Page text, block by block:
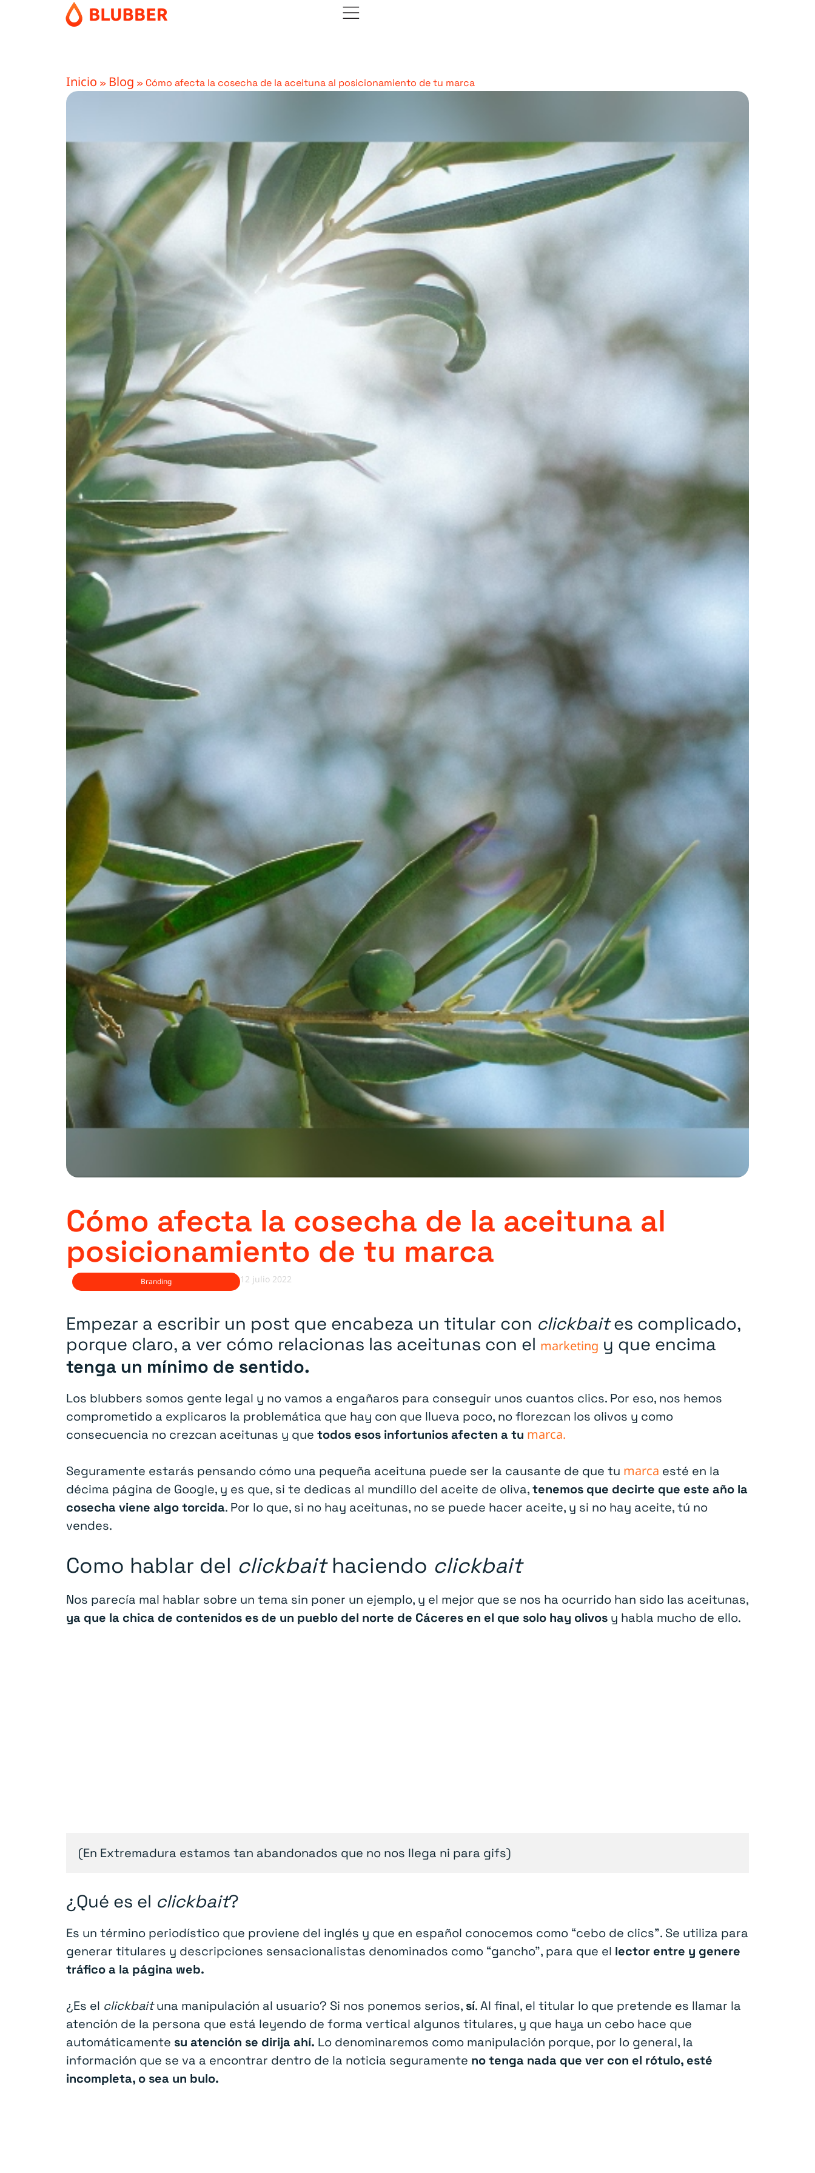
Inicio » Blog » Cómo afecta la cosecha de la aceituna al posicionamiento de tu marca
Cómo afecta la cosecha de la aceituna al
posicionamiento de tu marca
Branding 12 julio 2022
Empezar a escribir un post que encabeza un titular con clickbaites complicado,
porque claro, a ver cómo relacionas las aceitunas con el marketing y que encima
tenga un mínimo de sentido.
Los blubbers somos gente legal y no vamos a engañaros para conseguir unos cuantos clics. Por eso, nos hemos
comprometido a explicaros la problemática que hay con que llueva poco, no florezcan los olivos y como
consecuencia no crezcan aceitunas y quetodos esos infortunios afecten a tu marca.
Seguramente estarás pensando cómo una pequeña aceituna puede ser la causante de que tu marca esté en la
décima página de Google, y es que, si te dedicas al mundillo del aceite de oliva,tenemos que decirte que este año la
cosecha viene algo torcida. Por lo que, si no hay aceitunas, no se puede hacer aceite, y si no hay aceite, tú no
vendes.
Como hablar del clickbaithaciendo clickbait
Nos parecía mal hablar sobre un tema sin poner un ejemplo, y el mejor que se nos ha ocurrido han sido las aceitunas,
ya que la chica de contenidos es de un pueblo del norte de Cáceres en el que solo hay olivos y habla mucho de ello.
(En Extremadura estamos tan abandonados que no nos llega ni para gifs)
¿Qué es el clickbait?
Es un término periodístico que proviene del inglés y que en español conocemos como “cebo de clics”. Se utiliza para
generar titulares y descripciones sensacionalistas denominados como “gancho”, para que el lector entre y genere
tráfico a la página web.
¿Es el clickbaituna manipulación al usuario? Si nos ponemos serios, sí. Al final, el titular lo que pretende es llamar la
atención de la persona que está leyendo de forma vertical algunos titulares, y que haya un cebo hace que
automáticamente su atención se dirija ahí. Lo denominaremos como manipulación porque, por lo general, la
información que se va a encontrar dentro de la noticia seguramente no tenga nada que ver con el rótulo, esté
incompleta, o sea un bulo.